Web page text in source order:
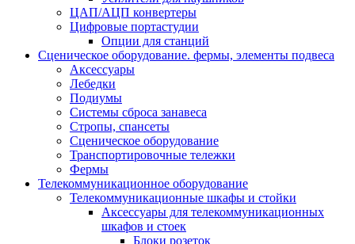
ЦАП/АЦП конвертеры
Цифровые портастудии
Опции для станций
Сценическое оборудование. фермы, элементы подвеса
Аксессуары
Лебедки
Подиумы
Системы сброса занавеса
Стропы, спансеты
Сценическое оборудование
Транспортировочные тележки
Фермы
Телекоммуникационное оборудование
Телекоммуникационные шкафы и стойки
Аксессуары для телекоммуникационных
шкафов и стоек
Блоки розеток